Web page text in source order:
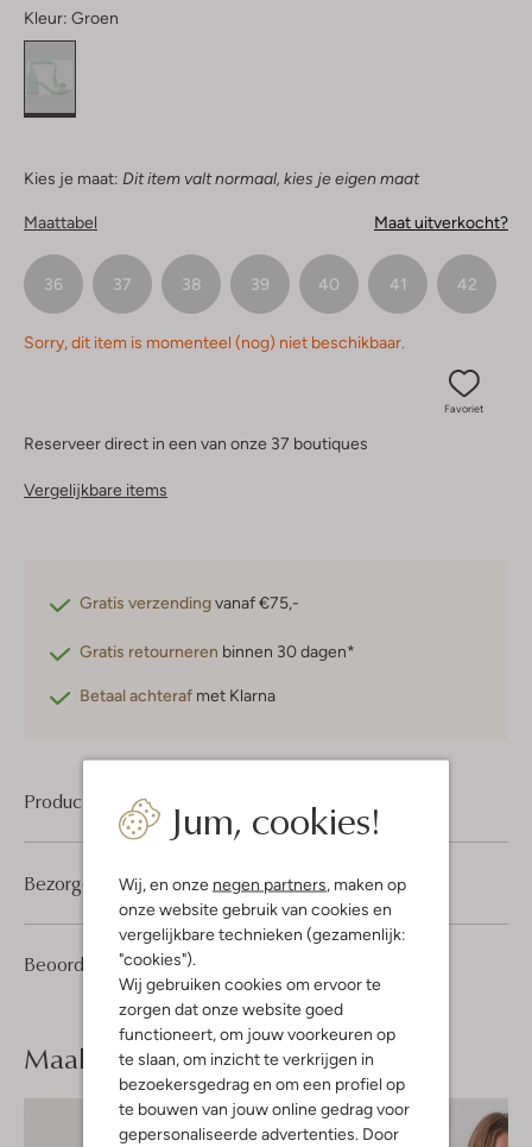
Jum, cookies!
Wij, en onze negen partners , maken op
onze website gebruik van cookies en
vergelijkbare technieken (gezamenlijk:
"cookies").
Wij gebruiken cookies om ervoor te
zorgen dat onze website goed
functioneert, om jouw voorkeuren op
te slaan, om inzicht te verkrijgen in
bezoekersgedrag en om een profiel op
te bouwen van jouw online gedrag voor
gepersonaliseerde advertenties. Door
Kleur: Groen
Kies je maat: Dit item valt normaal, kies je eigen maat
Maattabel Maat uitverkocht?
36 37 38 39 40 41 42
Sorry, dit item is momenteel (nog) niet beschikbaar.
Favoriet
Reserveer direct in een van onze 37 boutiques
Vergelijkbare items
Gratis verzendingvanaf €75,-
Gratis retourneren binnen 30 dagen*
Betaal achteraf met Klarna
Product informatie
Beoordelingen (1)
Sterren
Bezorgen & retourneren
Maak jelook compleet